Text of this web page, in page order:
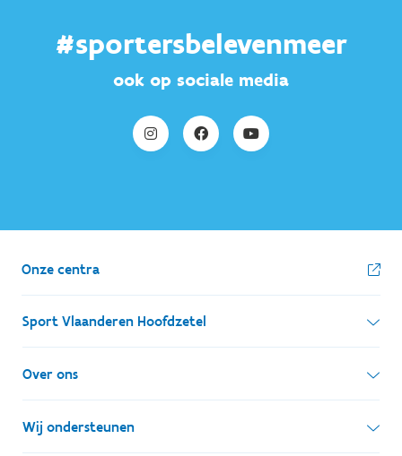
#sportersbelevenmeer
ook op sociale media
Onze centra
Sport Vlaanderen Hoofdzetel
Simon Bolivarlaan 17
1000 Brussel
Ondernemingsnummer: BE 0248.142.826
Over ons
Wie zijn we, wat doen we
Wij ondersteunen